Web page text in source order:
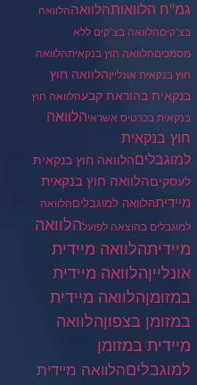
גמ"ח הלוואותהלוואההלוואה
בצ'קיםהלוואה בצ'קים ללא
מסמכיםהלוואה חוץ בנקאיתהלוואה
חוץ בנקאית אונלייןהלוואה חוץ
בנקאית בהוראת קבעהלוואה חוץ
בנקאית בכרטיס אשראיהלוואה
חוץ בנקאית
למוגבליםהלוואה חוץ בנקאית
לעסקיםהלוואה חוץ בנקאית
מיידיתהלוואה למוגבליםהלוואה
למוגבלים בהוצאה לפועלהלוואה
מיידיתהלוואה מיידית
אונלייןהלוואה מיידית
במזומןהלוואה מיידית
במזומן בצפוןהלוואה
מיידית במזומן
למוגבליםהלוואה מיידית